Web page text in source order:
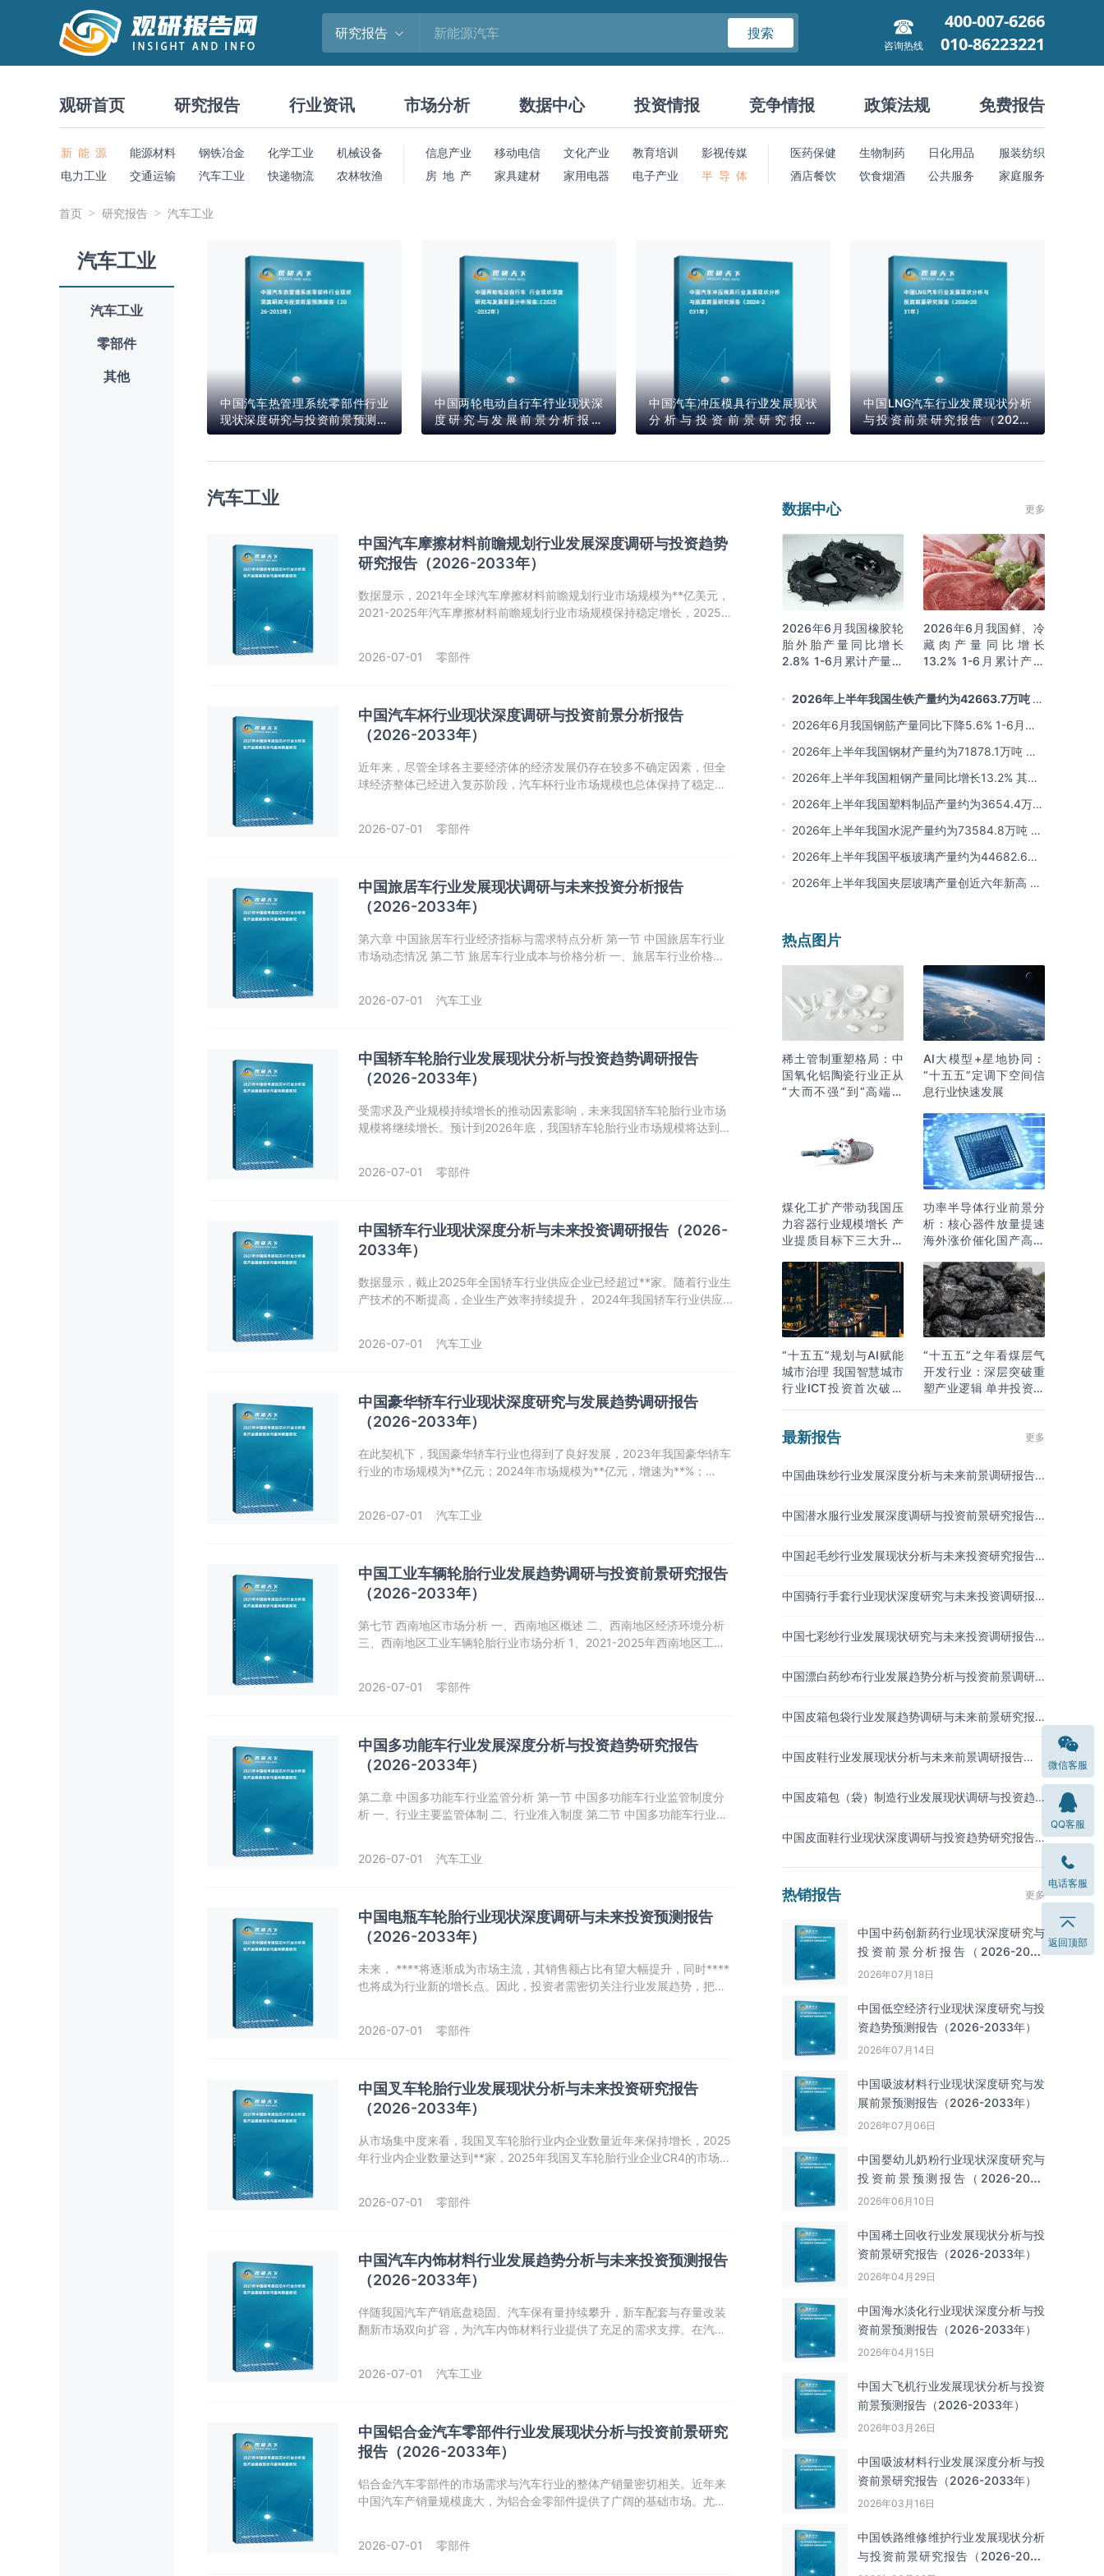
研究报告 搜索
咨询热线
400-007-6266
010-86223221
观研首页 研究报告 行业资讯 市场分析 数据中心 投资情报 竞争情报 政策法规 免费报告
新 能 源 能源材料 钢铁冶金 化学工业
机械设备
电力工业
交通运输 汽车工业 快递物流 农林牧渔
信息产业 移动电信 文化产业 教育培训
影视传媒
房 地 产
家具建材 家用电器 电子产业 半 导 体
医药保健 生物制药 日化用品
服装纺织
酒店餐饮
饮食烟酒 公共服务 家庭服务
首页 研究报告 汽车工业
汽车工业
汽车工业
零部件
其他
中国汽车热管理系统零部件行业
现状深度研究与投资前景预测报
告（2026-2033年）
中国两轮电动自行车‌行业现状深
度研究与发展前景分析报告
（2025-2032年）
中国汽车冲压模具行业发展现状
分析与投资前景研究报告
（2024-2031年）
中国LNG汽车行业发展现状分析
与投资前景研究报告（2024-
2031年）
汽车工业
中国汽车摩擦材料前瞻规划行业发展深度调研与投资趋势
研究报告（2026-2033年）
数据显示，2021年全球汽车摩擦材料前瞻规划行业市场规模为**亿美元，
2021-2025年汽车摩擦材料前瞻规划行业市场规模保持稳定增长，2025年
2026-07-01
零部件
中国汽车杯行业现状深度调研与投资前景分析报告
（2026-2033年）
近年来，尽管全球各主要经济体的经济发展仍存在较多不确定因素，但全
球经济整体已经进入复苏阶段，汽车杯行业市场规模也总体保持了稳定增
2026-07-01
零部件
中国旅居车行业发展现状调研与未来投资分析报告
（2026-2033年）
第六章 中国旅居车‌‌‌行业经济指标与需求特点分析 第一节 中国旅居车‌‌‌行业
市场动态情况 第二节 旅居车‌‌‌行业成本与价格分析 一、旅居车行业价格影
2026-07-01 汽车工业
中国轿车轮胎行业发展现状分析与投资趋势调研报告
（2026-2033年）
受需求及产业规模持续增长的推动因素影响，未来我国轿车轮胎行业市场
规模将继续增长。预计到2026年底，我国轿车轮胎行业市场规模将达到**
2026-07-01 零部件
中国轿车行业现状深度分析与未来投资调研报告（2026-
2033年）
数据显示，截止2025年全国轿车行业供应企业已经超过**家。随着行业生
产技术的不断提高，企业生产效率持续提升， 2024年我国轿车行业供应
2026-07-01 汽车工业
中国豪华轿车行业现状深度研究与发展趋势调研报告
（2026-2033年）
在此契机下，我国豪华轿车行业也得到了良好发展，2023年我国豪华轿车
行业的市场规模为**亿元；2024年市场规模为**亿元，增速为**%；
2026-07-01
汽车工业
中国工业车辆轮胎行业发展趋势调研与投资前景研究报告
（2026-2033年）
第七节 西南地区市场分析 一、西南地区概述 二、西南地区经济环境分析
三、西南地区工业车辆轮胎‌‌‌行业市场分析 1、2021-2025年西南地区工业
2026-07-01 零部件
中国多功能车行业发展深度分析与投资趋势研究报告
（2026-2033年）
第二章 中国多功能车‌‌‌行业监管分析 第一节 中国多功能车‌‌‌行业监管制度分
析 一、行业主要监管体制 二、行业准入制度 第二节 中国多功能车‌‌‌行业政
2026-07-01 汽车工业
中国电瓶车轮胎行业现状深度调研与未来投资预测报告
（2026-2033年）
未来， ****将逐渐成为市场主流，其销售额占比有望大幅提升，同时****
也将成为行业新的增长点。因此，投资者需密切关注行业发展趋势，把握
2026-07-01
零部件
中国叉车轮胎行业发展现状分析与未来投资研究报告
（2026-2033年）
从市场集中度来看，我国叉车轮胎行业内企业数量近年来保持增长，2025
年行业内企业数量达到**家，2025年我国叉车轮胎行业企业CR4的市场份
2026-07-01 零部件
中国汽车内饰材料行业发展趋势分析与未来投资预测报告
（2026-2033年）
伴随我国汽车产销底盘稳固、汽车保有量持续攀升，新车配套与存量改装
翻新市场双向扩容，为汽车内饰材料行业提供了充足的需求支撑。在汽车
基础材料，占比超‌7成，包括PU、PVC、ABS、PP等。
2026-07-01 汽车工业
中国铝合金汽车零部件‌‌‌行业发展现状分析与投资前景研究
报告（2026-2033年）
铝合金汽车零部件的市场需求与汽车行业的整体产销量密切相关。近年来
中国汽车产销量规模庞大，为铝合金零部件提供了广阔的基础市场。尤其
铝合金零部件的大量使用有力拉动了行业市
2026-07-01 零部件
数据中心 更多
2026年6月我国橡胶轮
胎外胎产量同比增长
2.8% 1-6月累计产量同
2026年6月我国鲜、冷
藏肉产量同比增长
13.2% 1-6月累计产量
2026年上半年我国生铁产量约为42663.7万吨 同
比下降2.8% 其中河北产量占比22.7%排名第一
2026年6月我国钢筋产量同比下降5.6% 1-6月累
计产量同比下降10.7%
2026年上半年我国钢材产量约为71878.1万吨 同
比下降0.9% 其中河北以超亿吨产量排名第一
2026年上半年我国粗钢产量同比增长13.2% 其中
河北产量占比21.5%位居首位
2026年上半年我国塑料制品产量约为3654.4万吨
其中江苏、浙江产量分别占比18.9%、16.0%
2026年上半年我国水泥产量约为73584.8万吨 同
比下降8% 其中广东、浙江和安徽分别排名前三
2026年上半年我国平板玻璃产量约为44682.6万
重量箱 同比下降5.7% 其中河北产量最多 占比
2026年上半年我国夹层玻璃产量创近六年新高 约
热点图片
稀土管制重塑格局：中
国氧化铝陶瓷行业正从
“大而不强”到“高端突
AI大模型+星地协同：
“十五五”定调下空间信
息行业快速发展
煤化工扩产带动我国压
力容器行业规模增长 产
业提质目标下三大升级
功率半导体行业前景分
析：核心器件放量提速
海外涨价催化国产高端
“十五五”规划与AI赋能
城市治理 我国智慧城市
行业ICT投资首次破万
“十五五”之年看煤层气
开发行业：深层突破重
塑产业逻辑 单井投资成
最新报告 更多
中国曲珠纱行业发展深度分析与未来前景调研报告
中国潜水服行业发展深度调研与投资前景研究报告
中国起毛纱行业发展现状分析与未来投资研究报告
中国骑行手套行业现状深度研究与未来投资调研报
中国七彩纱行业发展现状研究与未来投资调研报告
中国漂白药纱布行业发展趋势分析与投资前景调研
中国皮箱包袋行业发展趋势调研与未来前景研究报
中国皮鞋行业发展现状分析与未来前景调研报告
中国皮箱包（袋）制造行业发展现状调研与投资趋
中国皮面鞋行业现状深度调研与投资趋势研究报告
热销报告 更多
中国中药创新药行业现状深度研究与
投资前景分析报告（2026-2033
年）
2026年07月18日
中国低空经济行业现状深度研究与投
资趋势预测报告（2026-2033年）
2026年07月14日
中国吸波材料‌‌‌行业现状深度研究与发
展前景预测报告（2026-2033年）
2026年07月06日
中国婴幼儿奶粉行业现状深度研究与
投资前景预测报告（2026-2033
年）
2026年06月10日
中国‌‌稀土回收‌‌行业发展现状分析与投
资前景研究报告（2026-2033年）
2026年04月29日
中国海水淡化行业现状深度分析与投
资前景预测报告（2026-2033年）
2026年04月15日
中国大飞机行业发展现状分析与投资
前景预测报告（2026-2033年）
2026年03月26日
中国吸波材料行业发展深度分析与投
资前景研究报告（2026-2033年）
2026年03月16日
中国铁路维修维护行业发展现状分析
与投资前景研究报告（2026-2033
微信客服
QQ客服
电话客服
返回顶部